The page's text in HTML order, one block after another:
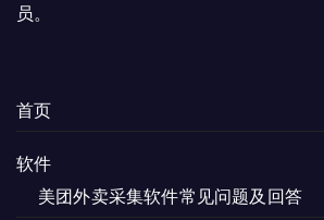
员。
首页
软件
美团外卖采集软件常见问题及回答